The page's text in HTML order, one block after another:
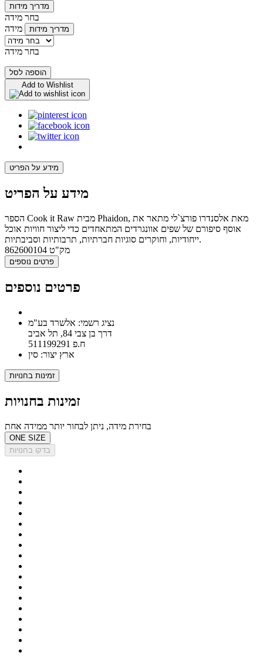
מדריך מידות
בחר מידה
מידה
מדריך מידות
בחר מידה
הוספה לסל
Add to Wishlist
מידע על הפריט
מידע על הפריט
הספר Cook it Raw מבית Phaidon, מאת אלסנדרו פורצ`לי מתאר את
אוסף סיפורם של שפים אוונגרדים המתאחדים כדי ליצור חוויות אוכל
ייחודיות, וחוקרים סוגיות חברתיות, תרבותיות וסביבתיות.
מק"ט 862600104
פרטים נוספים
פרטים נוספים
נציג רשמי: אלשרד בע"מ
דרך בן צבי 84, תל אביב
ח.פ 511199291
ארץ יצור: סין
זמינות בחנויות
זמינות בחנויות
בחירת מידה, ניתן לבחור יותר ממידה אחת
ONE SIZE
בדקו בחנויות